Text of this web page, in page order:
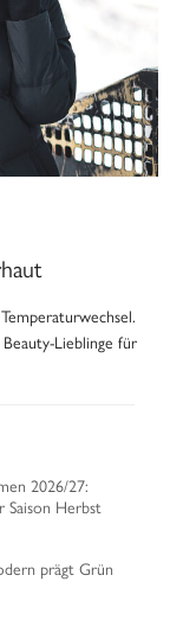
Lieblinge für
2026/27:
Saison Herbst
prägt Grün